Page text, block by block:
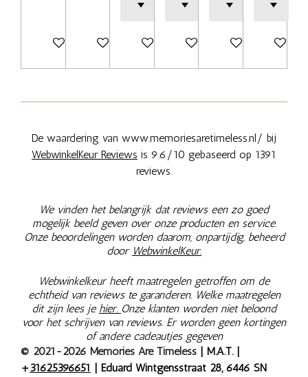
Bekijk detailsBekijk detailsIn winkelwagenBekijk detailsBekijk detailsBekijk
De waardering van www.memoriesaretimeless.nl/ bij
WebwinkelKeur Reviews is 9.6/10 gebaseerd op 1391
reviews.
We vinden het belangrijk dat reviews een zo goed
mogelijk beeld geven over onze producten en service.
Onze beoordelingen worden daarom, onpartijdig, beheerd
door WebwinkelKeur.
Webwinkelkeur heeft maatregelen getroffen om de
echtheid van reviews te garanderen. Welke maatregelen
dit zijn lees je hier. Onze klanten worden niet beloond
voor het schrijven van reviews. Er worden geen kortingen
of andere cadeautjes gegeven
© 2021-2026 Memories Are Timeless | M.A.T. |
+31625396651 | Eduard Wintgensstraat 28, 6446 SN